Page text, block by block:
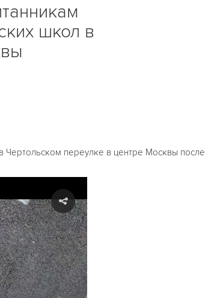
школ в
Чертольском переулке в центре Москвы